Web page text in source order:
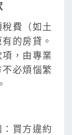
費（如土
的房貸。
，由專業
必煩惱繁
買方違約